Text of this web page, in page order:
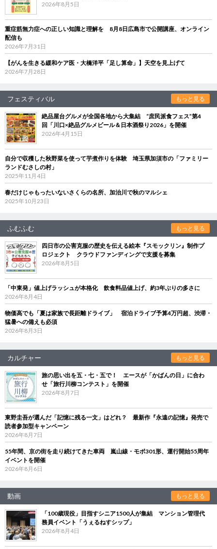
2026年8月5日
重症筋無力症への正しい知識と理解を 8月8日広島市で公開講座、オンライン
配信も
2026年7月31日
【がんを生きる緩和ケア医・大橋洋平「足し算命」】天空を見上げて
2026年7月28日
フェスティバル もっと見る
絶品屋台グルメが全国各地から大集結 “庶民派食フェス”第4
回「川口×絶品グルメビール＆日本酒祭り2026」を開催
2026年4月15日
自分で収穫した秋野菜を使って芋煮作りを体験 埼玉県加須市の「ファミリー
ランドむさしの村」
2025年11月4日
春だけじゃもったいないさくらの名所、加治川で秋のマルシェ
2025年10月23日
ふむふむ もっと見る
四日市の公害克服の歴史を伝える絵本『スモックリン』制作プ
ロジェクト クラウドファンディングで支援を募集
2026年8月5日
「中東発」値上げラッシュが本格化 飲食料品値上げ、約3年ぶりの多さに
2026年8月4日
物価高でも「夏は家族で長距離ドライブ」 宿泊ドライブ予算4万円超、渋滞・
猛暑への備えも必須
2026年8月3日
カルチャー もっと見る
旅の思い出を五・七・五で！ エースが「かばんの日」に合わ
せ「旅行川柳コンテスト」を開催
2026年8月7日
東野圭吾が選んだ「記憶に残る一文」はどれ？ 最新作『永遠の記憶』発売で
読者参加型キャンペーン
2026年8月7日
55年間、京の街を走り続けてきた車両 嵐山線・モボ301形、運行開始55周年
イベントを開催
2026年8月6日
動画 もっと見る
「100歳現役」目指すシニア1500人が集結 マンション管理代
務員イベント「うぇるねすシップ」
2026年8月4日